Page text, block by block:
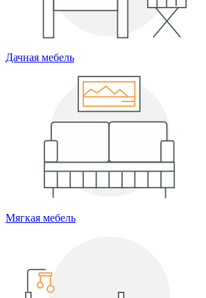
Дачная мебель
Мягкая мебель